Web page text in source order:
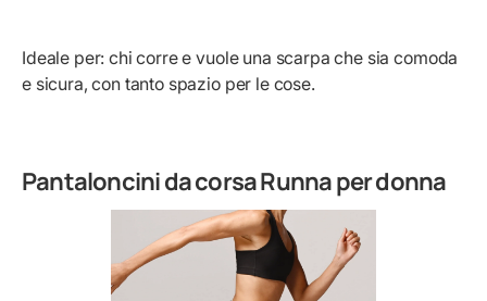
Ideale per: chi corre e vuole una scarpa che sia comoda
e sicura, con tanto spazio per le cose.
Pantaloncini da corsa Runna per donna